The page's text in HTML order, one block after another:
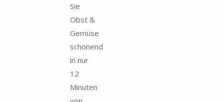
Sie
Obst &
Gemüse
schonend
in nur
12
Minuten